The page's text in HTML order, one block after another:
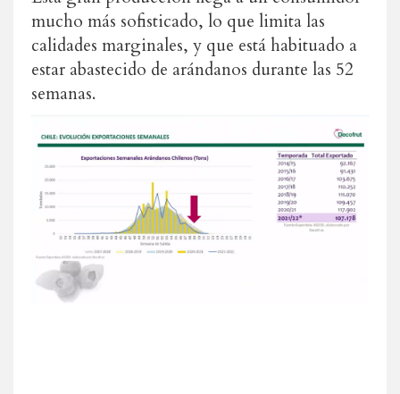
mucho más sofisticado, lo que limita las
calidades marginales, y que está habituado a
estar abastecido de arándanos durante las 52
semanas.